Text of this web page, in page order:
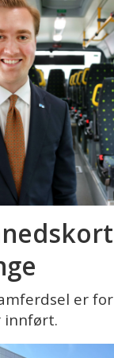
er
innført.